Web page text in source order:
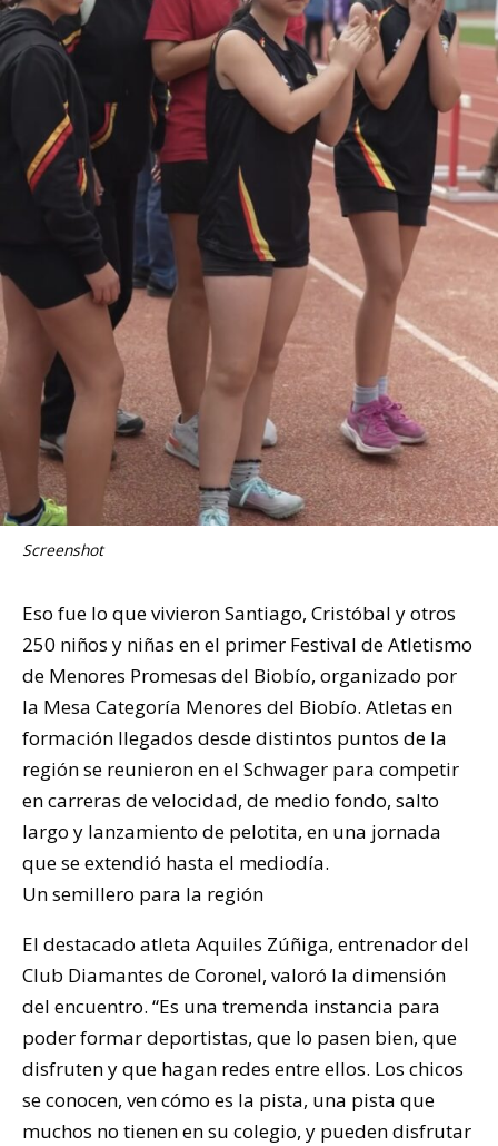
Screenshot
Eso fue lo que vivieron Santiago, Cristóbal y otros
250 niños y niñas en el primer Festival de Atletismo
de Menores Promesas del Biobío, organizado por
la Mesa Categoría Menores del Biobío. Atletas en
formación llegados desde distintos puntos de la
región se reunieron en el Schwager para competir
en carreras de velocidad, de medio fondo, salto
largo y lanzamiento de pelotita, en una jornada
que se extendió hasta el mediodía.
Un semillero para la región
El destacado atleta Aquiles Zúñiga, entrenador del
Club Diamantes de Coronel, valoró la dimensión
del encuentro. “Es una tremenda instancia para
poder formar deportistas, que lo pasen bien, que
disfruten y que hagan redes entre ellos. Los chicos
se conocen, ven cómo es la pista, una pista que
muchos no tienen en su colegio, y pueden disfrutar